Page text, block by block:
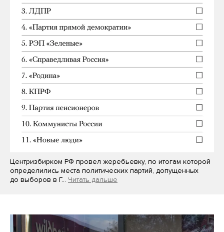
Центризбирком РФ провел жеребьевку, по итогам которой
определились места политических партий, допущенных
до выборов в Г… Читать дальше